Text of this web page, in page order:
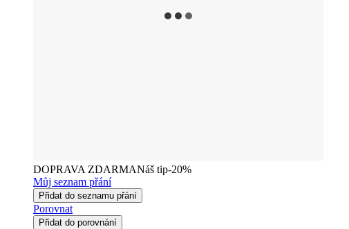
DOPRAVA ZDARMANáš tip-20%
Můj seznam přání
Přidat do seznamu přání
Porovnat
Přidat do porovnání